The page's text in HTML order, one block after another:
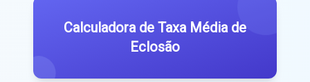
Calculadora de Taxa Média de
Eclosão